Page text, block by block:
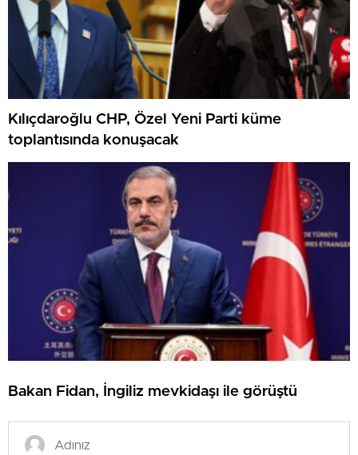
Kılıçdaroğlu CHP, Özel Yeni Parti küme
toplantısında konuşacak
Bakan Fidan, İngiliz mevkidaşı ile görüştü